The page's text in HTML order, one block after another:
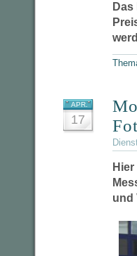
APR.
17
und